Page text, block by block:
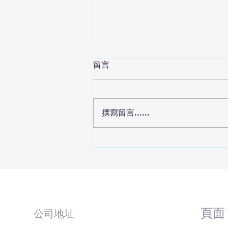
留言
撰寫留言......
公司地址 ​頁面